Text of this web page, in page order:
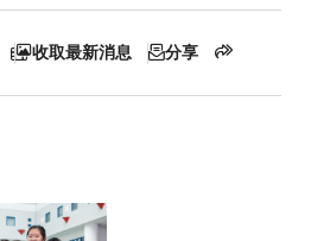
收取最新消息 分享